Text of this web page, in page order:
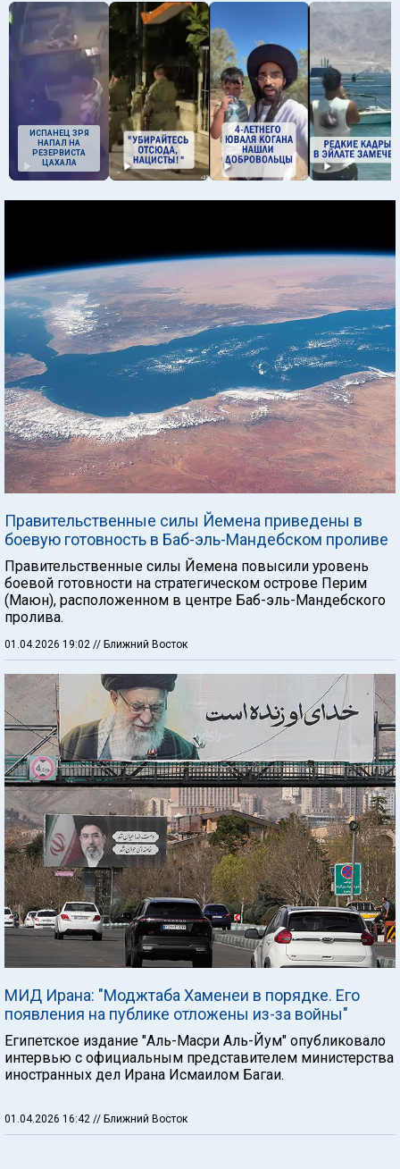
ИСПАНЕЦ ЗРЯ
НАПАЛ НА
РЕЗЕРВИСТА
ЦАХАЛА
Правительственные силы Йемена приведены в
боевую готовность в Баб-эль-Мандебском проливе
Правительственные силы Йемена повысили уровень
боевой готовности на стратегическом острове Перим
(Маюн), расположенном в центре Баб-эль-Мандебского
пролива.
01.04.2026 19:02 // Ближний Восток
МИД Ирана: "Моджтаба Хаменеи в порядке. Его
появления на публике отложены из-за войны"
Египетское издание "Аль-Масри Аль-Йум" опубликовало
интервью с официальным представителем министерства
иностранных дел Ирана Исмаилом Багаи.
01.04.2026 16:42 // Ближний Восток